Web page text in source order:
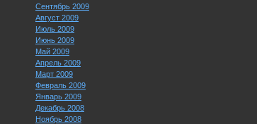
Сентябрь 2009
Август 2009
Июль 2009
Июнь 2009
Май 2009
Апрель 2009
Март 2009
Февраль 2009
Январь 2009
Декабрь 2008
Ноябрь 2008